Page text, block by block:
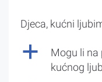
Djeca, kućni
a
Mogu li na
kućnog